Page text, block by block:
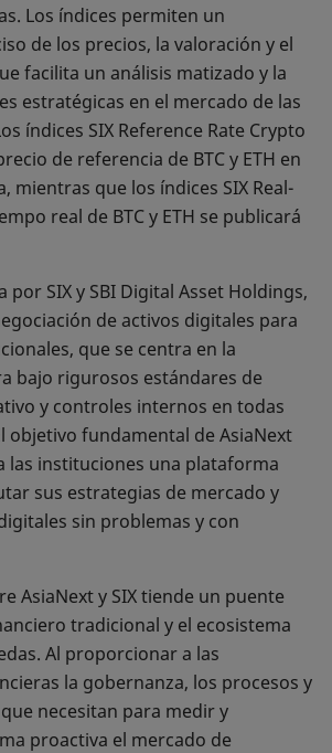
Los índices permiten un
de los precios, la valoración y el
facilita un análisis matizado y la
estratégicas en el mercado de las
índices SIX Reference Rate Crypto
de referencia de BTC y ETH en
mientras que los índices SIX Real-
real de BTC y ETH se publicará
por SIX y SBI Digital Asset Holdings,
de activos digitales para
que se centra en la
bajo rigurosos estándares de
y controles internos en todas
objetivo fundamental de AsiaNext
las instituciones una plataforma
sus estrategias de mercado y
sin problemas y con
AsiaNext y SIX tiende un puente
tradicional y el ecosistema
Al proporcionar a las
la gobernanza, los procesos y
necesitan para medir y
proactiva el mercado de